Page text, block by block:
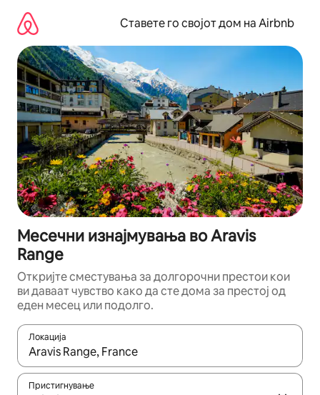
содржина
Ставете го својот дом на Airbnb
Месечни изнајмувања во Aravis
Range
Откријте сместувања за долгорочни престои кои
ви даваат чувство како да сте дома за престој од
еден месец или подолго.
Локација
Кога резултатите се достапни, движете се со копчињата
Пристигнување